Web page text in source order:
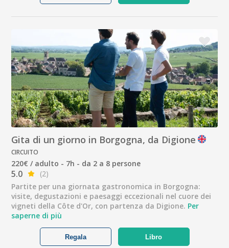
Gita di un giorno in Borgogna, da Digione
CIRCUITO
220€ / adulto - 7h - da 2 a 8 persone
5.0
(2)
Partite per una giornata gastronomica in Borgogna:
visite, degustazioni e paesaggi eccezionali nel cuore dei
vigneti della Côte d'Or, con partenza da Digione. Per
saperne di più
Libro
Regala